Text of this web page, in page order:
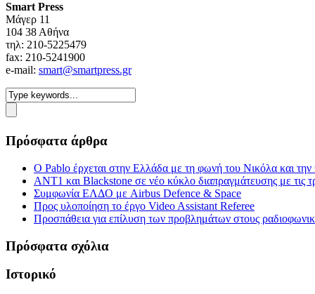
Smart Press
Mάγερ 11
104 38 Αθήνα
τηλ: 210-5225479
fax: 210-5241900
e-mail: smart@smartpress.gr
Πρόσφατα άρθρα
Ο Pablo έρχεται στην Ελλάδα με τη φωνή του Νικόλα και
ΑΝΤ1 και Blackstone σε νέο κύκλο διαπραγμάτευσης με τις
Συμφωνία ΕΛΔΟ με Airbus Defence & Space
Προς υλοποίηση το έργο Video Assistant Referee
Προσπάθεια για επίλυση των προβλημάτων στους
Πρόσφατα σχόλια
Ιστορικό